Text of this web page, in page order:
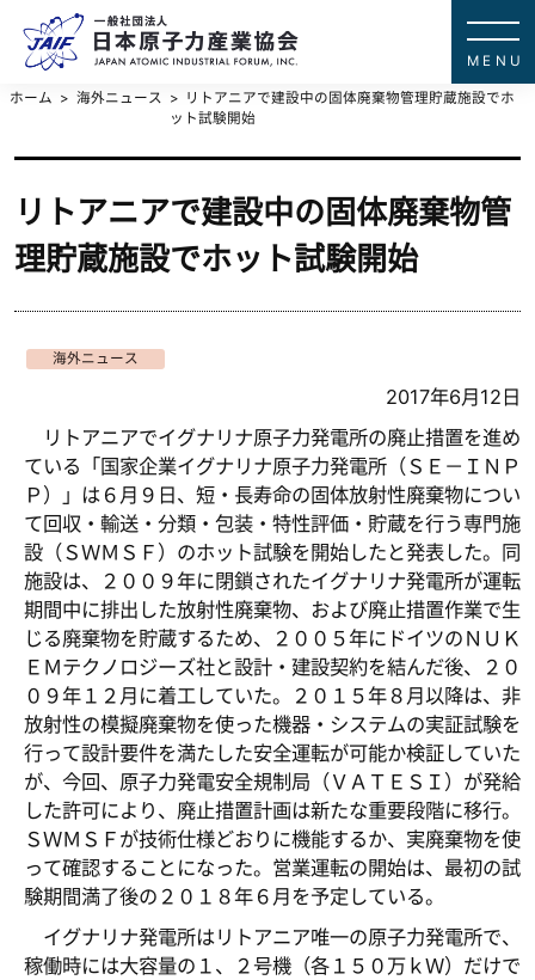
ホーム 海外ニュース
リトアニアで建設中の固体廃棄物管理貯蔵施設でホ
ット試験開始
リトアニアで建設中の固体廃棄物管
理貯蔵施設でホット試験開始
海外ニュース
2017年6月12日
リトアニアでイグナリナ原子力発電所の廃止措置を進め
ている「国家企業イグナリナ原子力発電所（ＳＥ－ＩＮＰ
Ｐ）」は６月９日、短・長寿命の固体放射性廃棄物につい
て回収・輸送・分類・包装・特性評価・貯蔵を行う専門施
設（ＳＷＭＳＦ）のホット試験を開始したと発表した。同
施設は、２００９年に閉鎖されたイグナリナ発電所が運転
期間中に排出した放射性廃棄物、および廃止措置作業で生
じる廃棄物を貯蔵するため、２００５年にドイツのＮＵＫ
ＥＭテクノロジーズ社と設計・建設契約を結んだ後、２０
０９年１２月に着工していた。２０１５年８月以降は、非
放射性の模擬廃棄物を使った機器・システムの実証試験を
行って設計要件を満たした安全運転が可能か検証していた
が、今回、原子力発電安全規制局（ＶＡＴＥＳＩ）が発給
した許可により、廃止措置計画は新たな重要段階に移行。
ＳＷＭＳＦが技術仕様どおりに機能するか、実廃棄物を使
って確認することになった。営業運転の開始は、最初の試
験期間満了後の２０１８年６月を予定している。
イグナリナ発電所はリトアニア唯一の原子力発電所で、
稼働時には大容量の１、２号機（各１５０万ｋＷ）だけで